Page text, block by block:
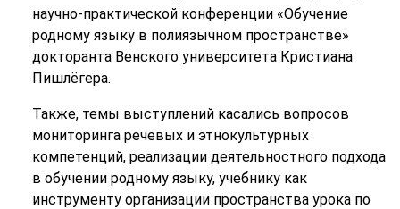
научно-практической конференции «Обучение
родному языку в полиязычном пространстве»
докторанта Венского университета Кристиана
Пишлёгера.
Также, темы выступлений касались вопросов
мониторинга речевых и этнокультурных
компетенций, реализации деятельностного подхода
в обучении родному языку, учебнику как
инструменту организации пространства урока по